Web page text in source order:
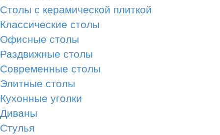
Столы с керамической плиткой
Классические столы
Офисные столы
Раздвижные столы
Современные столы
Элитные столы
Кухонные уголки
Диваны
Стулья